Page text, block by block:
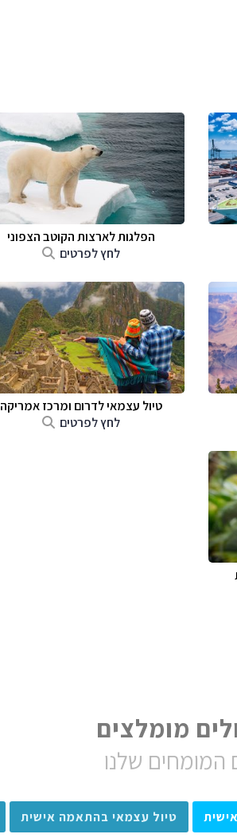
הפלגות לארצות הקוטב הצפוני
לחץ לפרטים
טיול עצמאי לדרום ומרכז אמריקה
לחץ לפרטים
מומלצים
המומחים שלנו
טיול עצמאי בהתאמה אישית